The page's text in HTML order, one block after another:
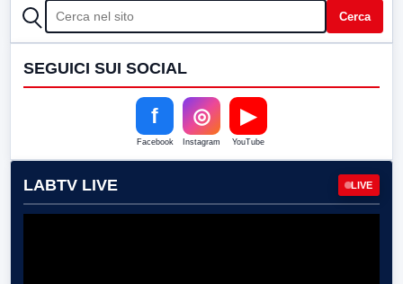
CERCA Cerca
SEGUICI SUI SOCIAL
f
Facebook
◎
Instagram
▶
YouTube
LABTV LIVE LIVE